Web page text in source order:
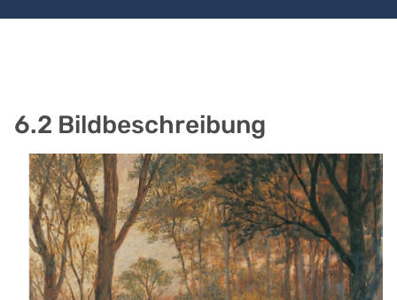
6.2 Bildbeschreibung